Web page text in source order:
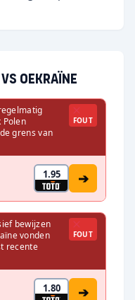
Oekraïne
Polen
grens van
FOUT
1.95 ➔
bewijzen
vonden
recente
FOUT
1.80 ➔